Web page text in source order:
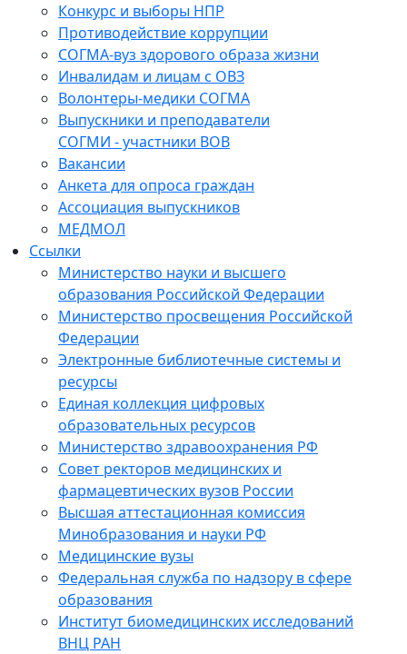
Конкурс и выборы НПР
Противодействие коррупции
СОГМА-вуз здорового образа жизни
Инвалидам и лицам с ОВЗ
Волонтеры-медики СОГМА
Выпускники и преподаватели
СОГМИ - участники ВОВ
Вакансии
Анкета для опроса граждан
Ассоциация выпускников
МЕДМОЛ
Ссылки
Министерство науки и высшего
образования Российской Федерации
Министерство просвещения Российской
Федерации
Электронные библиотечные системы и
ресурсы
Единая коллекция цифровых
образовательных ресурсов
Министерство здравоохранения РФ
Совет ректоров медицинских и
фармацевтических вузов России
Высшая аттестационная комиссия
Минобразования и науки РФ
Медицинские вузы
Федеральная служба по надзору в сфере
образования
Институт биомедицинских исследований
ВНЦ РАН